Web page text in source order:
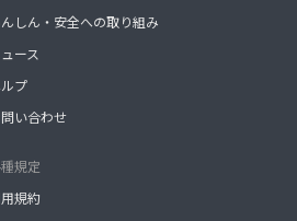
しん・安全への取り組み
ース
プ
い合わせ
規定
規約